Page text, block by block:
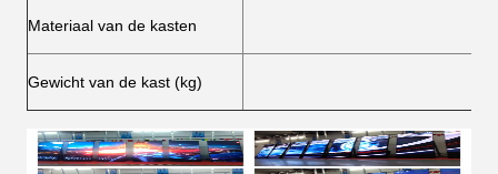
Materiaal van de kasten
Gewicht van de kast (kg)